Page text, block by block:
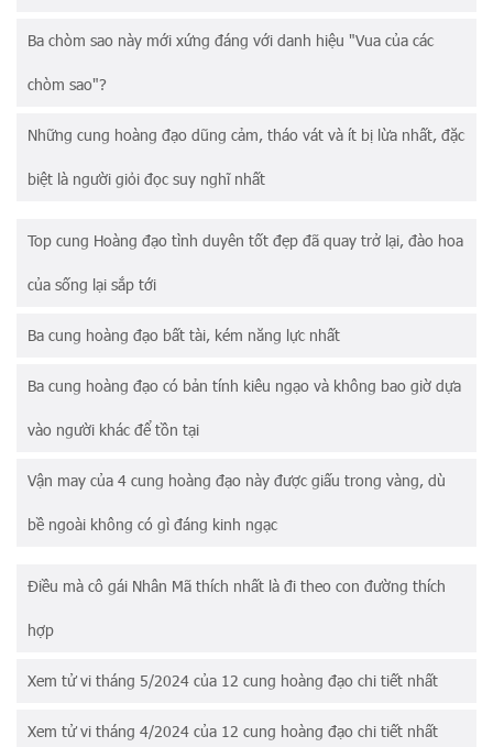
Ba chòm sao này mới xứng đáng với danh hiệu "Vua của các
chòm sao"?
Những cung hoàng đạo dũng cảm, tháo vát và ít bị lừa nhất, đặc
biệt là người giỏi đọc suy nghĩ nhất
Top cung Hoàng đạo tình duyên tốt đẹp đã quay trở lại, đào hoa
của sống lại sắp tới
Ba cung hoàng đạo bất tài, kém năng lực nhất
Ba cung hoàng đạo có bản tính kiêu ngạo và không bao giờ dựa
vào người khác để tồn tại
Vận may của 4 cung hoàng đạo này được giấu trong vàng, dù
bề ngoài không có gì đáng kinh ngạc
Điều mà cô gái Nhân Mã thích nhất là đi theo con đường thích
hợp
Xem tử vi tháng 5/2024 của 12 cung hoàng đạo chi tiết nhất
Xem tử vi tháng 4/2024 của 12 cung hoàng đạo chi tiết nhất